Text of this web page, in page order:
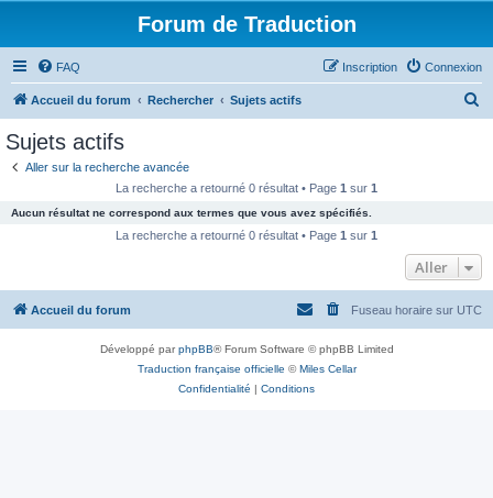
Forum de Traduction
FAQ Connexion
Inscription
Accueil du forum Rechercher Sujets actifs
c
e
Sujets actifs
Aller sur la recherche avancée
La recherche a retourné 0 résultat • Page 1 sur 1
Aucun résultat ne correspond aux termes que vous avez spécifiés.
La recherche a retourné 0 résultat • Page 1 sur 1
Aller
Accueil du forum Fuseau horaire sur UTC
Développé parphpBB® Forum Software © phpBB Limited
Traduction française officielle ©Miles Cellar
Confidentialité | Conditions